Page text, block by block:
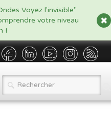
DIRECT, f08c47fec0942fa0
Voyez l'invisible"
votre niveau
!